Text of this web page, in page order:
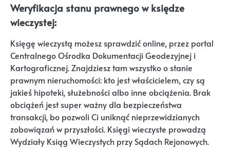
Weryfikacja stanu prawnego w księdze
wieczystej:
Księgę wieczystą możesz sprawdzić online, przez portal
Centralnego Ośrodka Dokumentacji Geodezyjnej i
Kartograficznej. Znajdziesz tam wszystko o stanie
prawnym nieruchomości: kto jest właścicielem, czy są
jakieś hipoteki, służebności albo inne obciążenia. Brak
obciążeń jest super ważny dla bezpieczeństwa
transakcji, bo pozwoli Ci uniknąć nieprzewidzianych
zobowiązań w przyszłości. Księgi wieczyste prowadzą
Wydziały Ksiąg Wieczystych przy Sądach Rejonowych.